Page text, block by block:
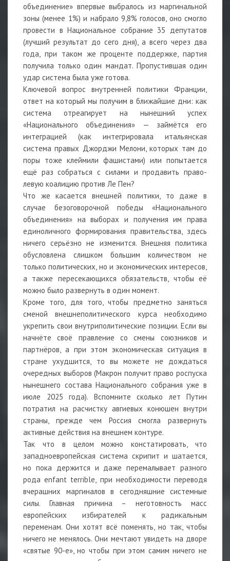
объединение» впервые выбралось из маргинальной
зоны (менее 1%) и набрало 9,8% голосов, оно смогло
провести в Национальное собрание 35 депутатов
(лучший результат до сего дня), а всего через два
года, при таком же проценте поддержке, партия
получила только один мандат. Пропустившая один
удар система была уже готова.
Ключевой вопрос внутренней политики Франции,
ответ на который мы получим в ближайшие дни: как
система отреагирует на нынешний успех
«Национального объединения» — займётся его
интеграцией (как интегрировала итальянская
система правых Джорджи Мелони, которых там до
поры тоже клеймили фашистами) или попытается
ещё раз собраться с силами и продавить право-
левую коалицию против Ле Пен?
Что же касается внешней политики, то даже в
случае безоговорочной победы «Национального
объединения» на выборах и получения им права
единоличного формирования правительства, здесь
ничего серьёзно не изменится. Внешняя политика
обусловлена слишком большим количеством не
только политических, но и экономических интересов,
а также пересекающихся обязательств, чтобы её
можно было развернуть в один момент.
Кроме того, для того, чтобы предметно заняться
сменой внешнеполитического курса необходимо
укрепить свои внутриполитические позиции. Если вы
начнёте своё правление со смены союзников и
партнёров, а при этом экономическая ситуация в
стране ухудшится, то вы можете не дождаться
очередных выборов (Макрон получит право роспуска
нынешнего состава Национального собрания уже в
июле 2025 года). Вспомните сколько лет Путин
потратил на расчистку авгиевых конюшен внутри
страны, прежде чем Россия смогла развернуть
активные действия на внешнем контуре.
Так что в целом можно констатировать, что
западноевропейская система скрипит и шатается,
но пока держится и даже перемалывает разного
рода enfant terrible, при необходимости переводя
вчерашних маргиналов в сегодняшние системные
силы. Главная причина – неготовность масс
европейских избирателей к радикальным
переменам. Они хотят всё поменять, но так, чтобы
ничего не менялось. Они мечтают увидеть на дворе
«святые 90-е», но чтобы при этом самим ничего не